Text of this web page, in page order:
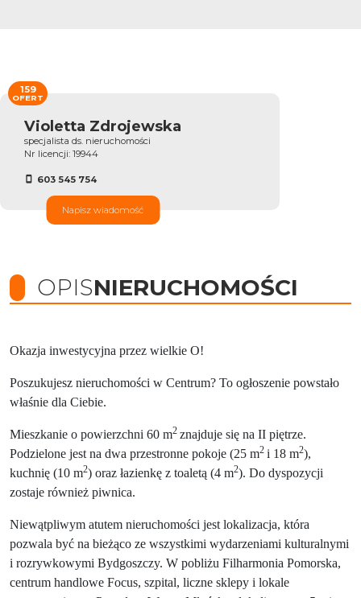
Violetta Zdrojewska
specjalista ds. nieruchomości
Nr licencji: 19944
603 545 754
Napisz wiadomość
159
OFERT
OPISNIERUCHOMOŚCI
Okazja inwestycyjna przez wielkie O!
Poszukujesz nieruchomości w Centrum? To ogłoszenie powstało
właśnie dla Ciebie.
Mieszkanie o powierzchni 60 m2 znajduje się na II piętrze.
Podzielone jest na dwa przestronne pokoje (25 m2 i 18 m2),
kuchnię (10 m2) oraz łazienkę z toaletą (4 m2). Do dyspozycji
zostaje również piwnica.
Niewątpliwym atutem nieruchomości jest lokalizacja, która
pozwala być na bieżąco ze wszystkimi wydarzeniami kulturalnymi
i rozrywkowymi Bydgoszczy. W pobliżu Filharmonia Pomorska,
centrum handlowe Focus, szpital, liczne sklepy i lokale